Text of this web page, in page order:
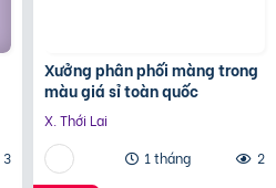
3
Xưởng phân phối màng trong
màu giá sỉ toàn quốc
X. Thới Lai
1 tháng
2